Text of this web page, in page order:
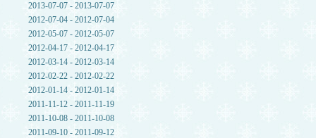
2013-07-07 - 2013-07-07
2012-07-04 - 2012-07-04
2012-05-07 - 2012-05-07
2012-04-17 - 2012-04-17
2012-03-14 - 2012-03-14
2012-02-22 - 2012-02-22
2012-01-14 - 2012-01-14
2011-11-12 - 2011-11-19
2011-10-08 - 2011-10-08
2011-09-10 - 2011-09-12